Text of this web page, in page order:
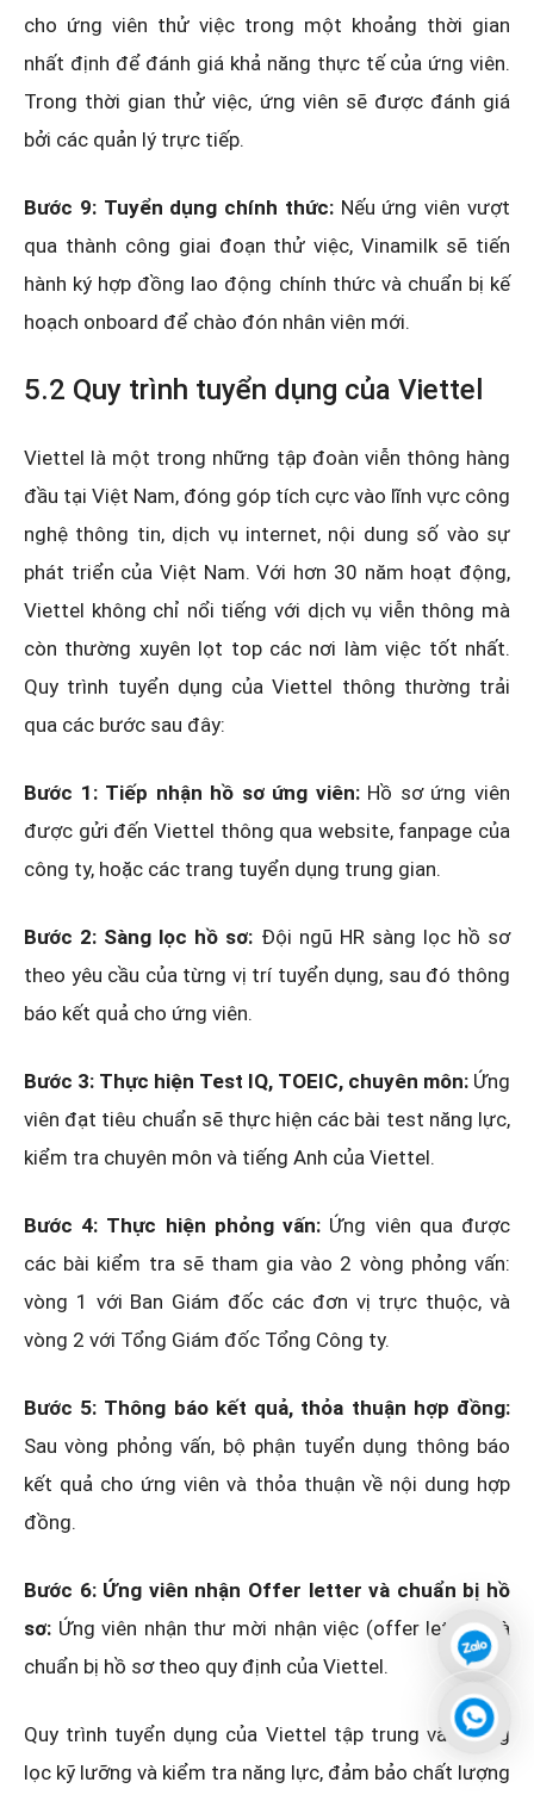
cho ứng viên thử việc trong một khoảng thời gian
nhất định để đánh giá khả năng thực tế của ứng viên.
Trong thời gian thử việc, ứng viên sẽ được đánh giá
bởi các quản lý trực tiếp.
Bước 9: Tuyển dụng chính thức: Nếu ứng viên vượt
qua thành công giai đoạn thử việc, Vinamilk sẽ tiến
hành ký hợp đồng lao động chính thức và chuẩn bị kế
hoạch onboard để chào đón nhân viên mới.
5.2 Quy trình tuyển dụng của Viettel
Viettel là một trong những tập đoàn viễn thông hàng
đầu tại Việt Nam, đóng góp tích cực vào lĩnh vực công
nghệ thông tin, dịch vụ internet, nội dung số vào sự
phát triển của Việt Nam. Với hơn 30 năm hoạt động,
Viettel không chỉ nổi tiếng với dịch vụ viễn thông mà
còn thường xuyên lọt top các nơi làm việc tốt nhất.
Quy trình tuyển dụng của Viettel thông thường trải
qua các bước sau đây:
Bước 1: Tiếp nhận hồ sơ ứng viên: Hồ sơ ứng viên
được gửi đến Viettel thông qua website, fanpage của
công ty, hoặc các trang tuyển dụng trung gian.
Bước 2: Sàng lọc hồ sơ: Đội ngũ HR sàng lọc hồ sơ
theo yêu cầu của từng vị trí tuyển dụng, sau đó thông
báo kết quả cho ứng viên.
Bước 3: Thực hiện Test IQ, TOEIC, chuyên môn: Ứng
viên đạt tiêu chuẩn sẽ thực hiện các bài test năng lực,
kiểm tra chuyên môn và tiếng Anh của Viettel.
Bước 4: Thực hiện phỏng vấn: Ứng viên qua được
các bài kiểm tra sẽ tham gia vào 2 vòng phỏng vấn:
vòng 1 với Ban Giám đốc các đơn vị trực thuộc, và
vòng 2 với Tổng Giám đốc Tổng Công ty.
Bước 5: Thông báo kết quả, thỏa thuận hợp đồng:
Sau vòng phỏng vấn, bộ phận tuyển dụng thông báo
kết quả cho ứng viên và thỏa thuận về nội dung hợp
đồng.
Bước 6: Ứng viên nhận Offer letter và chuẩn bị hồ
sơ: Ứng viên nhận thư mời nhận việc (offer letter) và
chuẩn bị hồ sơ theo quy định của Viettel.
Quy trình tuyển dụng của Viettel tập trung vào sàng
lọc kỹ lưỡng và kiểm tra năng lực, đảm bảo chất lượng